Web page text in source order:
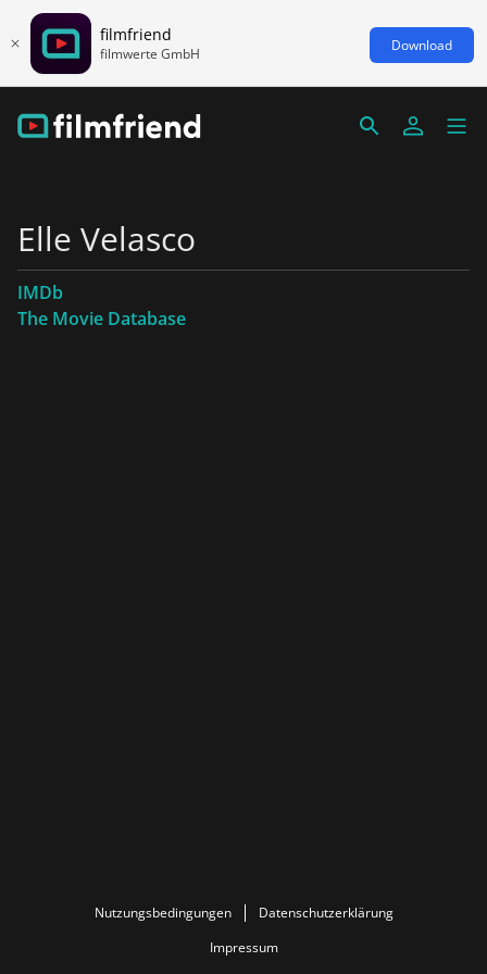
filmfriend
filmwerte GmbH Download
Elle Velasco
IMDb
The Movie Database
Nutzungsbedingungen
Datenschutzerklärung
Impressum